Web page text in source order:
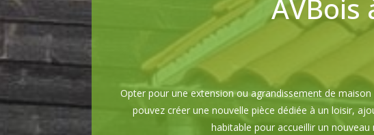
AVBois
Opter pour une extension ou agrandissement de
pouvez créer une nouvelle pièce dédiée à un loisir,
habitable pour accueillir un nouveau